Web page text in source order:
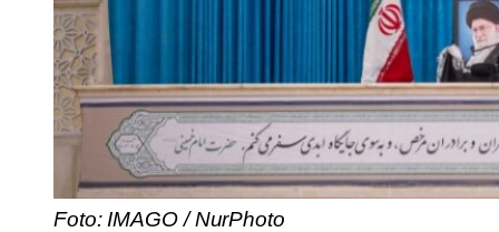
Foto: IMAGO / NurPhoto